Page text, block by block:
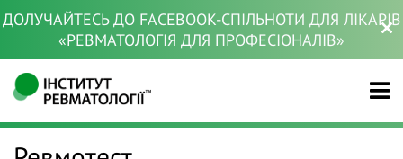
ДОЛУЧАЙТЕСЬ ДО FACEBOOK-СПІЛЬНОТИ ДЛЯ ЛІКАРІВ
«РЕВМАТОЛОГІЯ ДЛЯ ПРОФЕСІОНАЛІВ»